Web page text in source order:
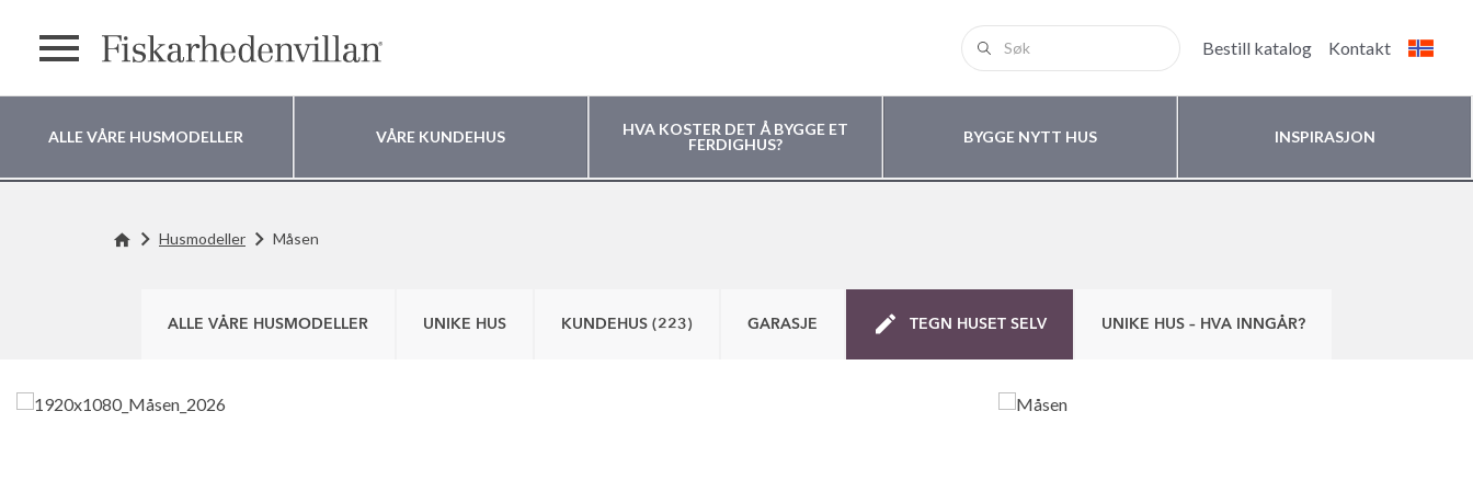
Bestill katalog Kontakt
ALLE VÅRE HUSMODELLER VÅRE KUNDEHUS
HVA KOSTER DET Å BYGGE ET
FERDIGHUS?
BYGGE NYTT HUS INSPIRASJON
Hvor vil du bygge
Husmodeller Måsen
ALLE VÅRE HUSMODELLER UNIKE HUS KUNDEHUS (223) GARASJE TEGN HUSET SELV UNIKE HUS – HVA INNGÅR?